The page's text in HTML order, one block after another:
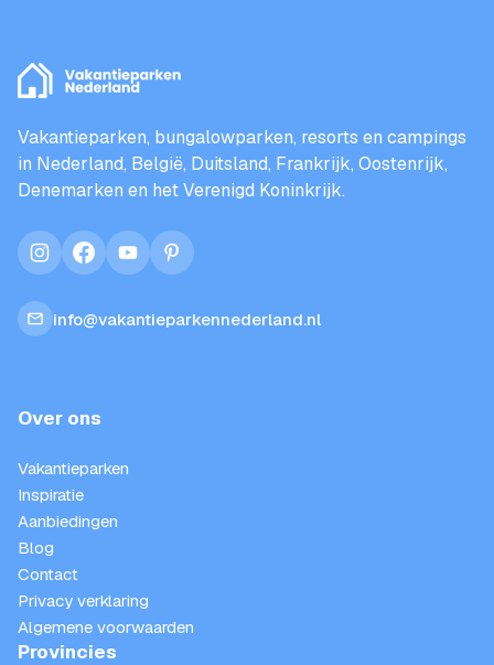
Vakantieparken, bungalowparken, resorts en campings
in Nederland, België, Duitsland, Frankrijk, Oostenrijk,
Denemarken en het Verenigd Koninkrijk.
instagramfacebookyoutubepinterest
info@vakantieparkennederland.nl
Over ons
Vakantieparken
Inspiratie
Aanbiedingen
Blog
Contact
Privacy verklaring
Algemene voorwaarden
Provincies